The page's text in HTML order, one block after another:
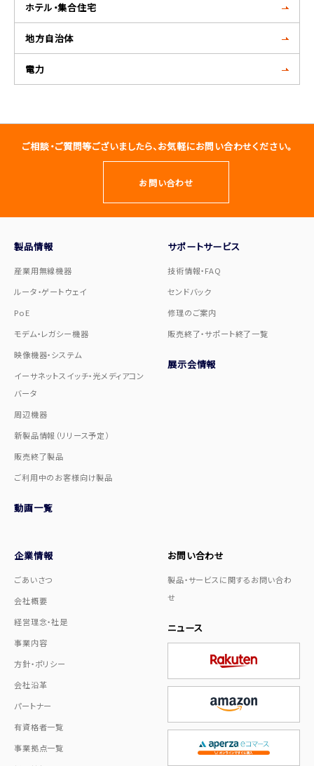
ホテル・集合住宅
地方自治体
電力
ご相談・ご質問等ございましたら、お気軽にお問い合わせください。
お問い合わせ
製品情報
産業用無線機器
ルータ・ゲートウェイ
PoE
モデム・レガシー機器
映像機器・システム
イーサネットスイッチ・光メディアコン
バータ
周辺機器
新製品情報（リリース予定）
販売終了製品
ご利用中のお客様向け製品
動画一覧
サポートサービス
技術情報・FAQ
センドバック
修理のご案内
販売終了・サポート終了一覧
展示会情報
企業情報
ごあいさつ
会社概要
経営理念・社是
事業内容
方針・ポリシー
会社沿革
パートナー
有資格者一覧
事業拠点一覧
お問い合わせ
製品・サービスに関するお問い合わ
せ
ニュース